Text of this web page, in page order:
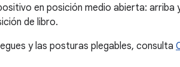
en posición medio abierta: arriba
de libro.
y las posturas plegables, consulta